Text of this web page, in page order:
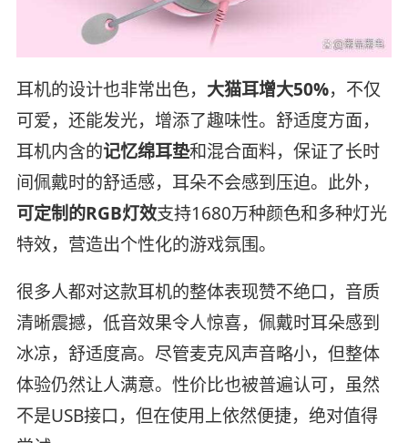
耳机的设计也非常出色， 大猫耳增大50%，不仅
可爱，还能发光，增添了趣味性。舒适度方面，
耳机内含的记忆绵耳垫和混合面料，保证了长时
间佩戴时的舒适感，耳朵不会感到压迫。此外，
可定制的RGB灯效支持1680万种颜色和多种灯光
特效，营造出个性化的游戏氛围。
很多人都对这款耳机的整体表现赞不绝口，音质
清晰震撼，低音效果令人惊喜，佩戴时耳朵感到
冰凉，舒适度高。尽管麦克风声音略小，但整体
体验仍然让人满意。性价比也被普遍认可，虽然
不是USB接口，但在使用上依然便捷，绝对值得